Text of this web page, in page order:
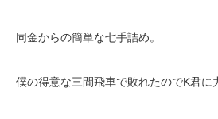
同金からの簡単な七手詰め。
僕の得意な三間飛車で敗れたのでK君に